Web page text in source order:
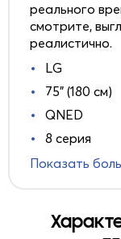
реального
смотрите,
реалистично.
LG
75" (180 см)
QNED
8 серия
Показать